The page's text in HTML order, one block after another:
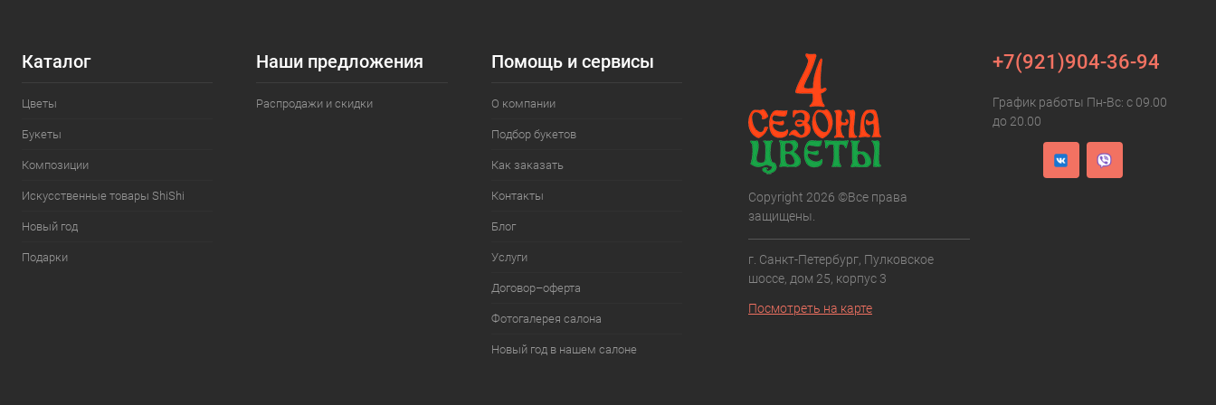
Каталог
Цветы
Букеты
Композиции
Искусственные товары ShiShi
Новый год
Подарки
Наши предложения
Распродажи и скидки
Помощь и сервисы
О компании
Подбор букетов
Как заказать
Контакты
Блог
Услуги
Договор–оферта
Фотогалерея салона
Новый год в нашем салоне
Copyright 2026 ©Все права
защищены.
г. Санкт-Петербург, Пулковское
шоссе, дом 25, корпус 3
Посмотреть на карте
+7(921)904-36-94
График работы Пн-Вс: с 09.00
до 20.00